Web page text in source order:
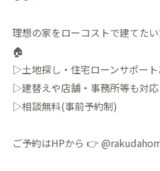
理想の家をローコストで建てた
🏠
▷土地探し・住宅ローンサポート
▷建替えや店舗・事務所等も対応
▷相談無料(事前予約制)
ご予約はHPから 👉